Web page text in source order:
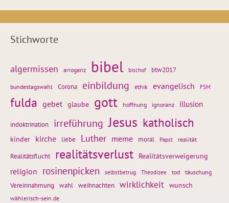
Stichworte
algermissen arroganz bibel bischof btw2017
bundestagswahl Corona einbildung ethik evangelisch FSM
fulda gebet glaube gott hoffnung ignoranz illusion
indoktrination irreführung Jesus katholisch
kinder kirche liebe Luther meme moral Papst realität
Realitätsflucht realitätsverlust Realitätsverweigerung
religion rosinenpicken selbstbetrug Theodizee tod täuschung
Vereinnahmung wahl weihnachten wirklichkeit wunsch
wählerisch-sein.de